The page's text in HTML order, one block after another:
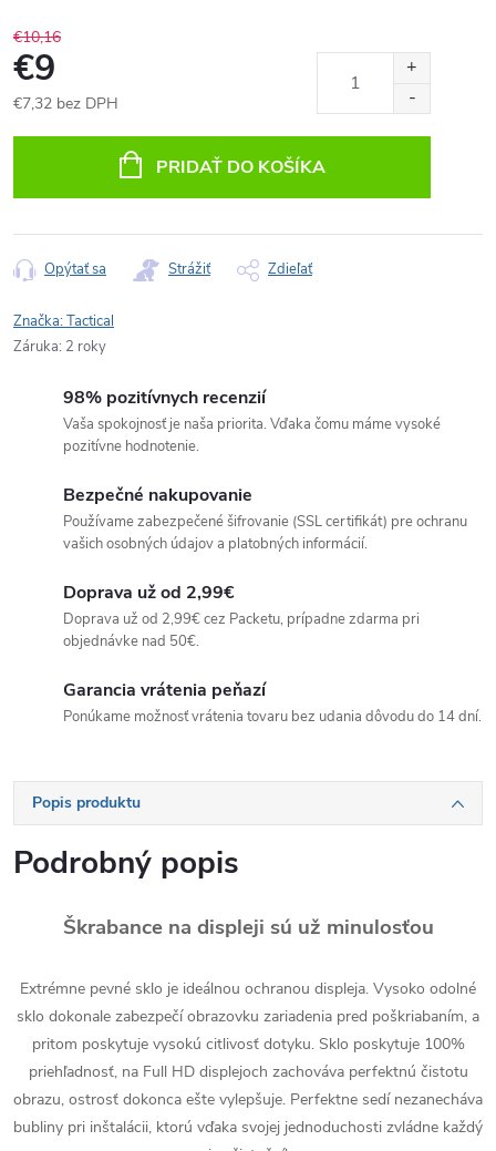
€10,16
€9
€7,32 bez DPH
PRIDAŤ DO KOŠÍKA
Opýtať sa Strážiť Zdieľať
Značka:Tactical
Záruka: 2 roky
98% pozitívnych recenzií
Vaša spokojnosť je naša priorita. Vďaka čomu máme vysoké
pozitívne hodnotenie.
Bezpečné nakupovanie
Používame zabezpečené šifrovanie (SSL certifikát) pre ochranu
vašich osobných údajov a platobných informácií.
Doprava už od 2,99€
Doprava už od 2,99€ cez Packetu, prípadne zdarma pri
objednávke nad 50€.
Garancia vrátenia peňazí
Ponúkame možnosť vrátenia tovaru bez udania dôvodu do 14 dní.
Popis produktu
Podrobný popis
Škrabance na displeji sú už minulosťou
Extrémne pevné sklo je ideálnou ochranou displeja. Vysoko odolné
sklo dokonale zabezpečí obrazovku zariadenia pred poškriabaním, a
pritom poskytuje vysokú citlivosť dotyku. Sklo poskytuje 100%
priehľadnosť, na Full HD displejoch zachováva perfektnú čistotu
obrazu, ostrosť dokonca ešte vylepšuje. Perfektne sedí nezanecháva
bubliny pri inštalácii, ktorú vďaka svojej jednoduchosti zvládne každý